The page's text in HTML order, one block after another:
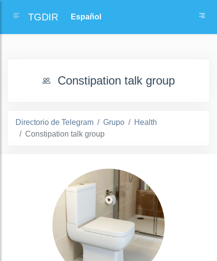
TGDIR
Constipation talk group
Directorio de Telegram Grupo
Health
Constipation talk group